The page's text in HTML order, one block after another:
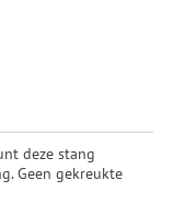
deze stang
Geen gekreukte